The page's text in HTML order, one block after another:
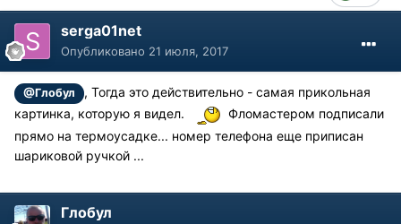
serga01net
Опубликовано 21 июля, 2017
@Глобул
, Тогда это действительно - самая прикольная
картинка, которую я видел.
Фломастером подписали
прямо на термоусадке... номер телефона еще приписан
шариковой ручкой ...
Глобул